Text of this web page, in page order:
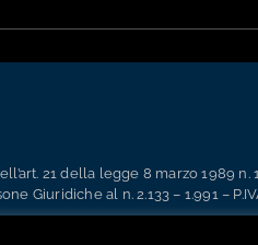
21 della legge 8 marzo 1989 n.
Giuridiche al n. 2.133 – 1.991 –